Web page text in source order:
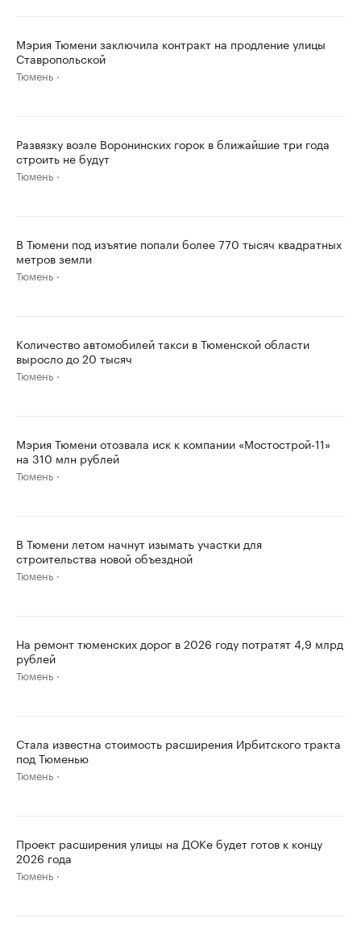
Мэрия Тюмени заключила контракт на продление улицы
Ставропольской
Тюмень
Развязку возле Воронинских горок в ближайшие три года
строить не будут
Тюмень
В Тюмени под изъятие попали более 770 тысяч квадратных
метров земли
Тюмень
Количество автомобилей такси в Тюменской области
выросло до 20 тысяч
Тюмень
Мэрия Тюмени отозвала иск к компании «Мостострой-11»
на 310 млн рублей
Тюмень
В Тюмени летом начнут изымать участки для
строительства новой объездной
Тюмень
На ремонт тюменских дорог в 2026 году потратят 4,9 млрд
рублей
Тюмень
Стала известна стоимость расширения Ирбитского тракта
под Тюменью
Тюмень
Проект расширения улицы на ДОКе будет готов к концу
2026 года
Тюмень